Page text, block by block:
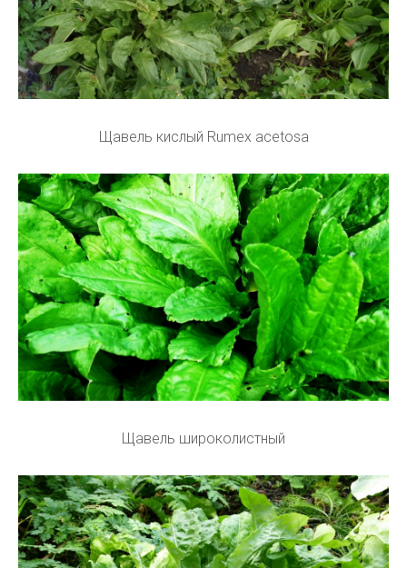
Щавель кислый Rumex acetosa
Щавель широколистный